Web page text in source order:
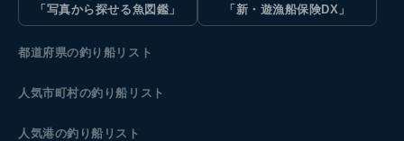
「写真から探せる魚図鑑」
「新・遊漁船保険DX」
都道府県の釣り船リスト
人気市町村の釣り船リスト
人気港の釣り船リスト